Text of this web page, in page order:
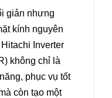
giản nhưng
kính nguyên
Inverter
không chỉ là
phục vụ tốt
còn tạo một